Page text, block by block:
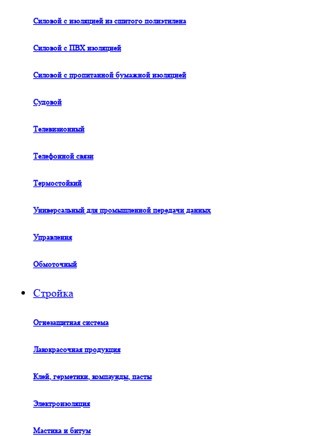
Силовой с изоляцией из сшитого полиэтилена
Силовой с ПВХ изоляцией
Силовой с пропитанной бумажной изоляцией
Судовой
Телевизионный
Телефонной связи
Термостойкий
Универсальный для промышленной передачи данных
Управления
Обмоточный
Стройка
Огнезащитная система
Лакокрасочная продукция
Клей, герметики, компаунды, пасты
Электроизоляция
Мастика и битум